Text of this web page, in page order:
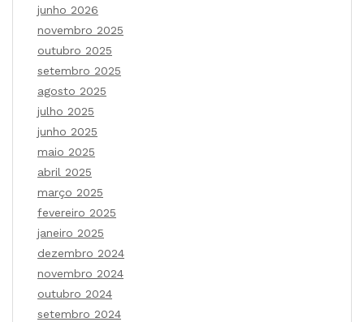
junho 2026
novembro 2025
outubro 2025
setembro 2025
agosto 2025
julho 2025
junho 2025
maio 2025
abril 2025
março 2025
fevereiro 2025
janeiro 2025
dezembro 2024
novembro 2024
outubro 2024
setembro 2024